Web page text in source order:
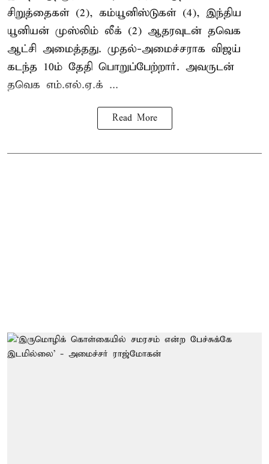
சிறுத்தைகள் (2), கம்யூனிஸ்டுகள் (4), இந்திய
யூனியன் முஸ்லிம் லீக் (2) ஆதரவுடன் தவெக
ஆட்சி அமைத்தது. முதல்-அமைச்சராக விஜய்
கடந்த 10ம் தேதி பொறுப்பேற்றார். அவருடன்
தவெக எம்.எல்.ஏ.க் ...
Read More